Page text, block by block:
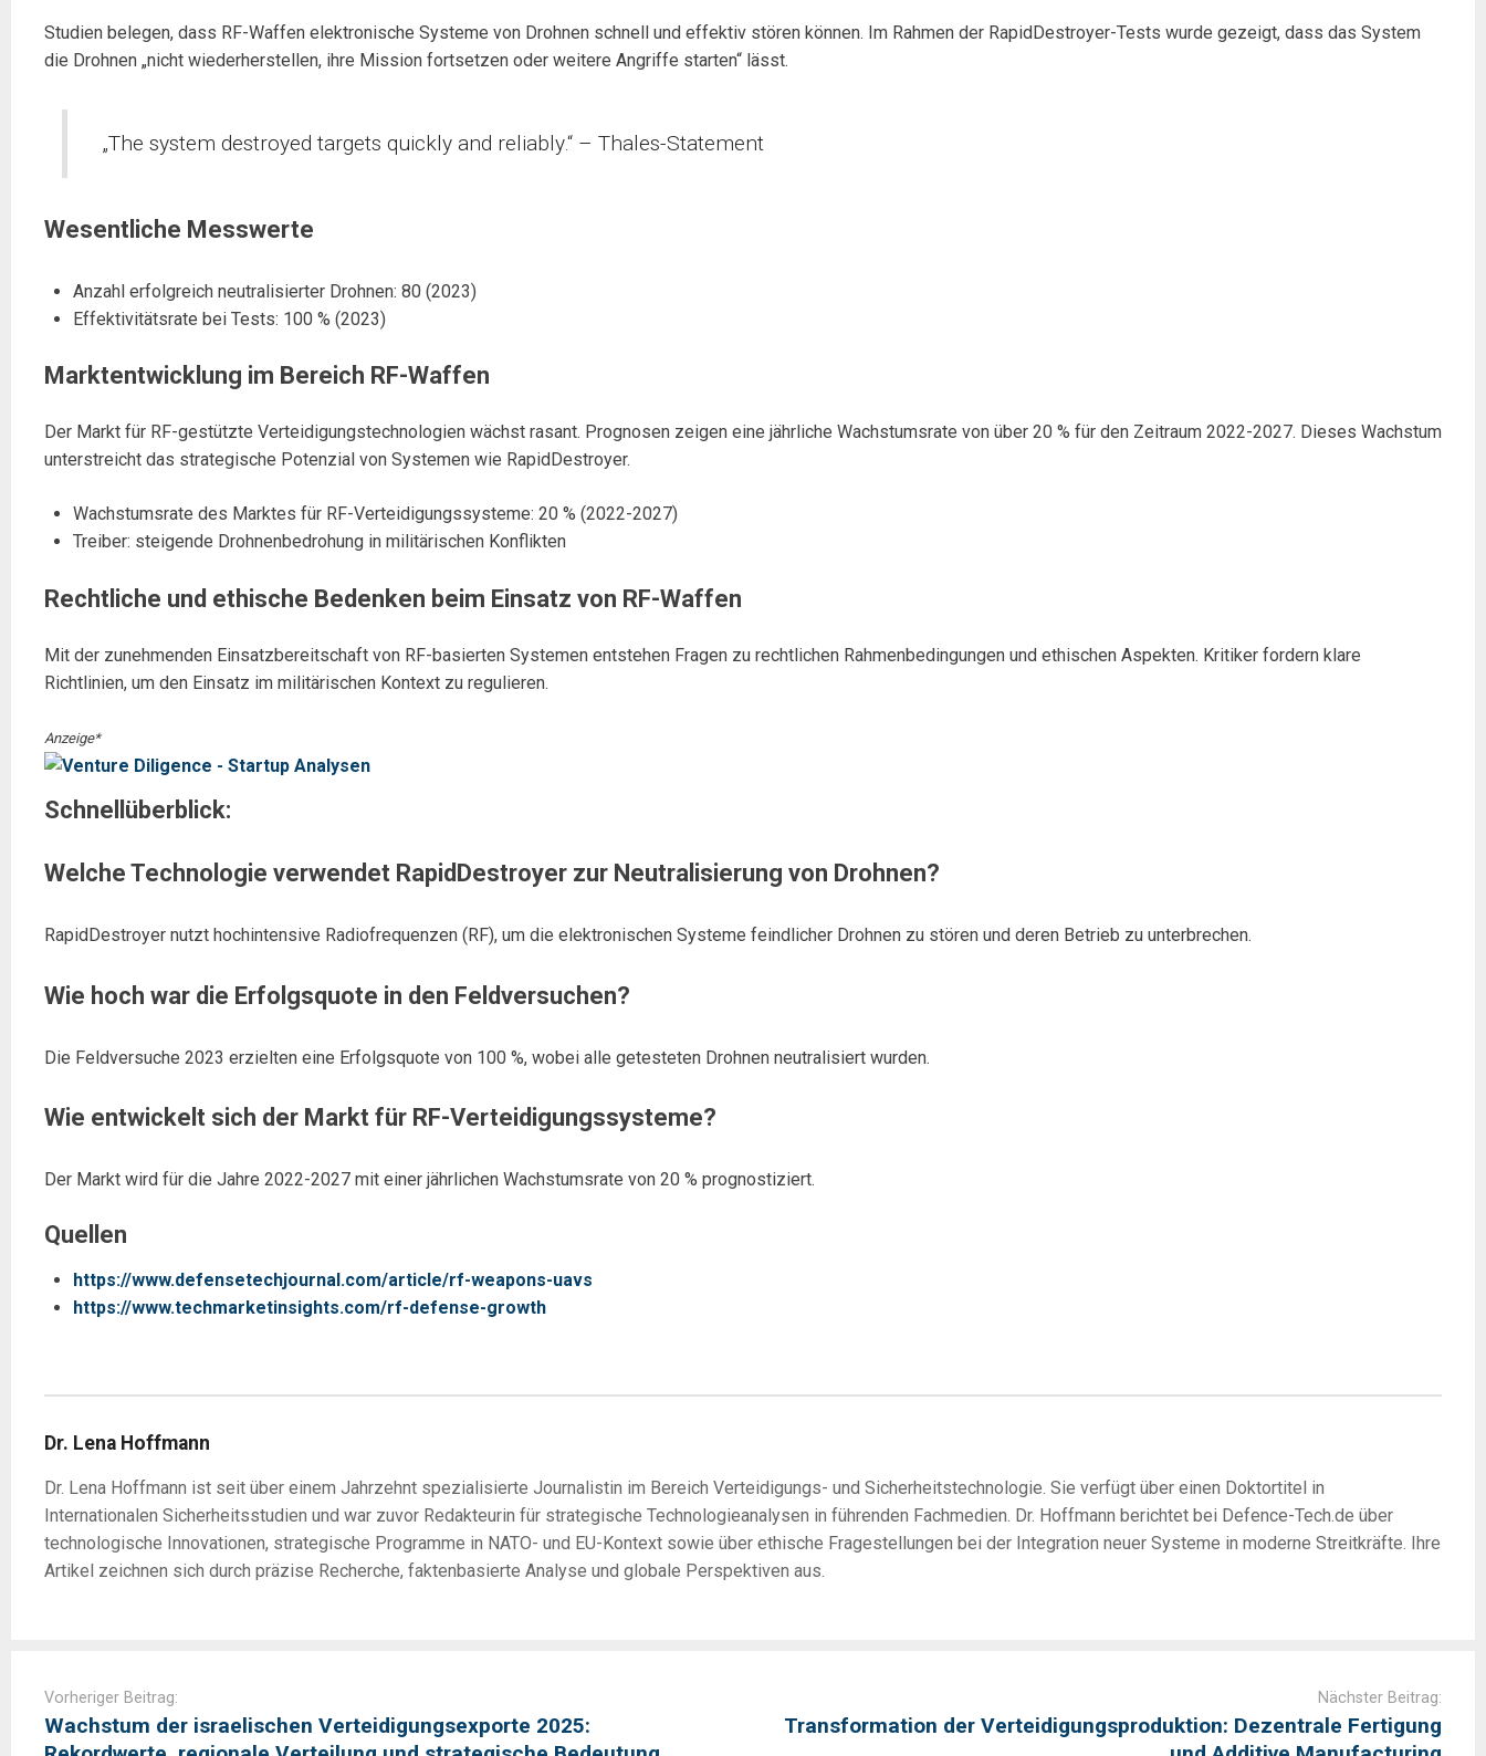
Studien belegen, dass RF-Waffen elektronische Systeme von Drohnen schnell und effektiv stören können. Im Rahmen der RapidDestroyer-Tests wurde gezeigt, dass das System
die Drohnen „nicht wiederherstellen, ihre Mission fortsetzen oder weitere Angriffe starten“ lässt.
„The system destroyed targets quickly and reliably.“ – Thales-Statement
Wesentliche Messwerte
Anzahl erfolgreich neutralisierter Drohnen: 80 (2023)
Effektivitätsrate bei Tests: 100 % (2023)
Marktentwicklung im Bereich RF-Waffen
Der Markt für RF-gestützte Verteidigungstechnologien wächst rasant. Prognosen zeigen eine jährliche Wachstumsrate von über 20 % für den Zeitraum 2022-2027. Dieses Wachstum
unterstreicht das strategische Potenzial von Systemen wie RapidDestroyer.
Wachstumsrate des Marktes für RF-Verteidigungssysteme: 20 % (2022-2027)
Treiber: steigende Drohnenbedrohung in militärischen Konflikten
Rechtliche und ethische Bedenken beim Einsatz von RF-Waffen
Mit der zunehmenden Einsatzbereitschaft von RF-basierten Systemen entstehen Fragen zu rechtlichen Rahmenbedingungen und ethischen Aspekten. Kritiker fordern klare
Richtlinien, um den Einsatz im militärischen Kontext zu regulieren.
Anzeige*
Schnellüberblick:
Welche Technologie verwendet RapidDestroyer zur Neutralisierung von Drohnen?
RapidDestroyer nutzt hochintensive Radiofrequenzen (RF), um die elektronischen Systeme feindlicher Drohnen zu stören und deren Betrieb zu unterbrechen.
Wie hoch war die Erfolgsquote in den Feldversuchen?
Die Feldversuche 2023 erzielten eine Erfolgsquote von 100 %, wobei alle getesteten Drohnen neutralisiert wurden.
Wie entwickelt sich der Markt für RF-Verteidigungssysteme?
Der Markt wird für die Jahre 2022-2027 mit einer jährlichen Wachstumsrate von 20 % prognostiziert.
Quellen
https://www.defensetechjournal.com/article/rf-weapons-uavs
https://www.techmarketinsights.com/rf-defense-growth
Dr. Lena Hoffmann
Dr. Lena Hoffmann ist seit über einem Jahrzehnt spezialisierte Journalistin im Bereich Verteidigungs- und Sicherheitstechnologie. Sie verfügt über einen Doktortitel in
Internationalen Sicherheitsstudien und war zuvor Redakteurin für strategische Technologieanalysen in führenden Fachmedien. Dr. Hoffmann berichtet bei Defence-Tech.de über
technologische Innovationen, strategische Programme in NATO- und EU-Kontext sowie über ethische Fragestellungen bei der Integration neuer Systeme in moderne Streitkräfte. Ihre
Artikel zeichnen sich durch präzise Recherche, faktenbasierte Analyse und globale Perspektiven aus.
navigation
Vorheriger Beitrag:
Wachstum der israelischen Verteidigungsexporte 2025:
Nächster Beitrag:
Transformation der Verteidigungsproduktion: Dezentrale Fertigung